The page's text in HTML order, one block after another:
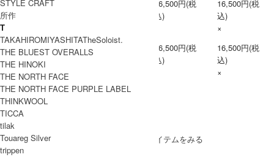
16,500円(税
込)
16,500円(税
込)
×
16,500円(税
込)
16,500円(税
込)
×
» もうすこしDulcamara (ドゥルカマラ)のアイテムをみる
STYLE CRAFT
所作
T
TAKAHIROMIYASHITATheSoloist.
THE BLUEST OVERALLS
THE HINOKI
THE NORTH FACE
THE NORTH FACE PURPLE LABEL
THINKWOOL
TICCA
tilak
Touareg Silver
trippen